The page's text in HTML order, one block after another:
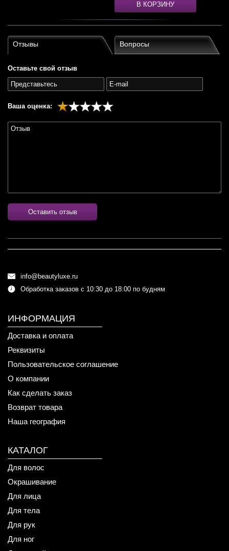
В КОРЗИНУ
Отзывы Вопросы
Оставьте свой отзыв
Ваша оценка:
Оставить отзыв
info@beautyluxe.ru
Обработка заказов с 10:30 до 18:00 по будням
ИНФОРМАЦИЯ
Доставка и оплата
Реквизиты
Пользовательское соглашение
О компании
Как сделать заказ
Возврат товара
Наша география
КАТАЛОГ
Для волос
Окрашивание
Для лица
Для тела
Для рук
Для ног